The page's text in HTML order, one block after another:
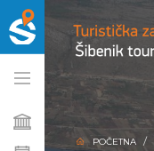
POČETNA